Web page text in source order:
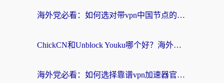
海外党必看：如何选对带vpn中国节点的加速器？无缝访问国内资源全攻略
ChickCN和Unblock Youku哪个好？海外党亲测4款热门回国加速器，附避坑指南
海外党必看：如何选择靠谱vpn加速器官网？轻松解决国内APP地区限制